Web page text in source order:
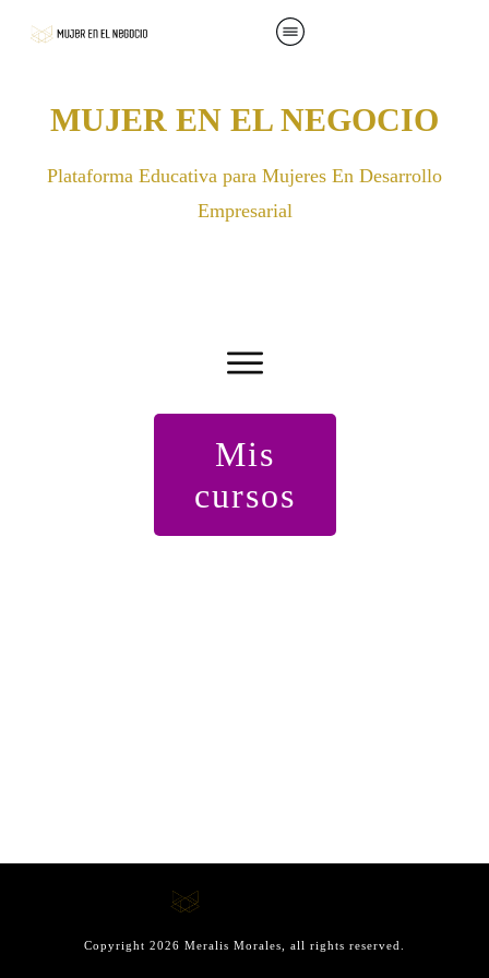
MUJER EN EL NEGOCIO
Plataforma Educativa para Mujeres En Desarrollo
Empresarial
Mis
cursos
Copyright 2026 Meralis Morales , all rights reserved.